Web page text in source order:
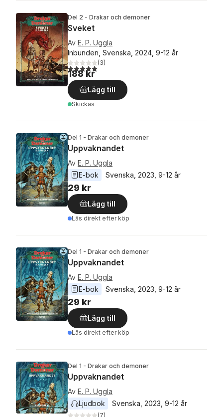
Del 2 - Drakar och demoner
Sveket
Av E. P. Uggla
Inbunden, Svenska, 2024, 9-12 år
5,0utav 5 stjärnor. Totalt antal röster:
(3)
188 kr
Lägg till
Skickas
Del 1 - Drakar och demoner
Uppvaknandet
Av E. P. Uggla
E-bok
Svenska 2023 9-12 år
29 kr
Lägg till
Läs direkt efter köp
Del 1 - Drakar och demoner
Uppvaknandet
Av E. P. Uggla
E-bok
Svenska 2023 9-12 år
29 kr
Lägg till
Läs direkt efter köp
Del 1 - Drakar och demoner
Uppvaknandet
Av E. P. Uggla
Ljudbok
Svenska 2023 9-12 år
(7)